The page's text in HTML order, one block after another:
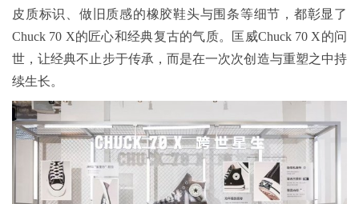
皮质标识、做旧质感的橡胶鞋头与围条等细节，都彰显了
Chuck 70 X的匠心和经典复古的气质。匡威Chuck 70 X的问
世，让经典不止步于传承，而是在一次次创造与重塑之中持
续生长。